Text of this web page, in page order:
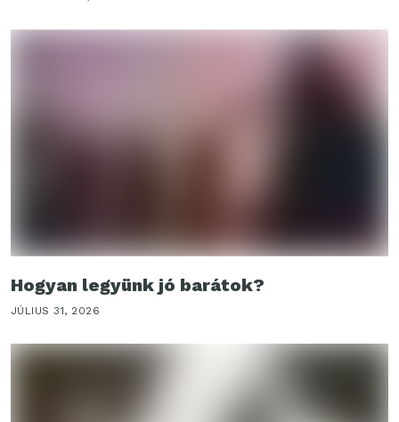
Hogyan legyünk jó barátok?
JÚLIUS 31, 2026